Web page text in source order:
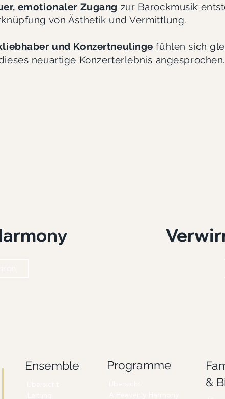
emotionaler Zugang zur Barockmusik
von Ästhetik und Vermittlung.
und Konzertneulinge fühlen sich
neuartige Konzerterlebnis angesprochen.
Ensemble Programme
&